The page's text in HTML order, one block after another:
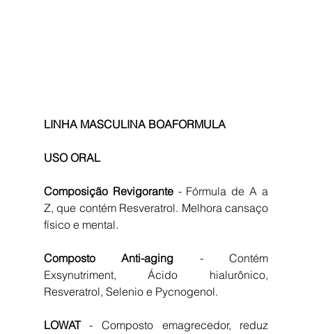
LINHA MASCULINA BOAFORMULA
USO ORAL
Composição Revigorante - Fórmula de A a
Z, que contém Resveratrol. Melhora cansaço
físico e mental.
Composto Anti-aging - Contém
Exsynutriment, Ácido hialurônico,
Resveratrol, Selenio e Pycnogenol.
LOWAT - Composto emagrecedor, reduz